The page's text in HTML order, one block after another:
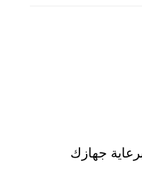
جهازك